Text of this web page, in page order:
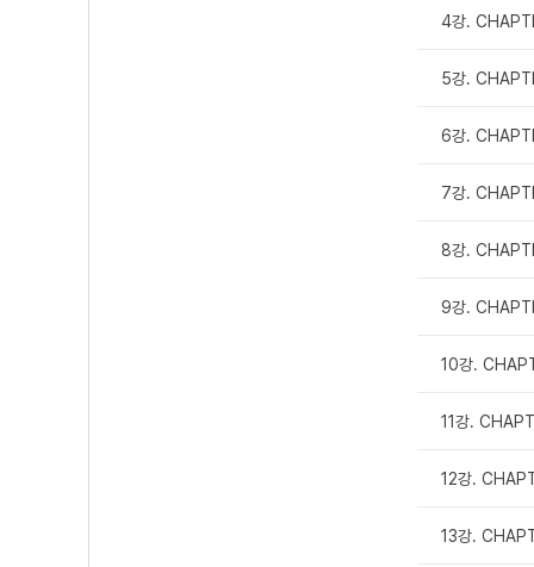
4강.
5강.
6강.
7강.
8강.
9강.
10강.
11강.
12강.
13강.